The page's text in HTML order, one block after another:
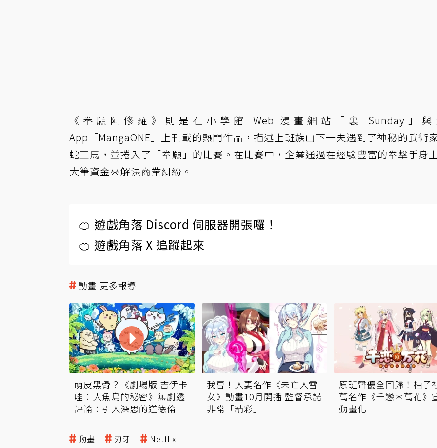
《拳願阿修羅》則是在小學館 Web 漫畫網站「裏 Sunday」與
App「MangaONE」上刊載的熱門作品，描述上班族山下一夫遇到了神秘的武術
蛇王馬，並捲入了「拳願」的比賽。在比賽中，企業通過在經驗豐富的拳擊手身
大筆資金來解決商業糾紛。
🍊 遊戲角落 Discord 伺服器開張囉！
🍊 遊戲角落 X 追蹤起來
動畫 更多報導
萌皮黑骨？《劇場版 吉伊卡
哇：人魚島的秘密》無劇透
評論：引人深思的道德倫理
我曹！人妻名作《未亡人雪
女》動畫10月開播 監督承諾
非常「精彩」
原班聲優全回歸！柚子
萬名作《千戀＊萬花》
動畫化
動畫 刃牙 Netflix